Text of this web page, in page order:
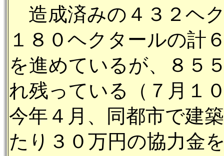
造成済みの４３２ヘ
１８０ヘクタールの計
を進めているが、８５
れ残っている（７月１
今年４月、同都市で建
たり３０万円の協力金